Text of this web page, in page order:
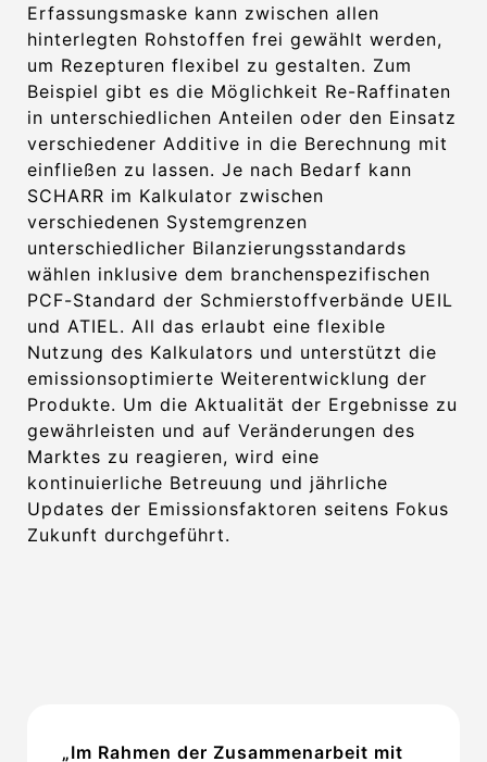
Erfassungsmaske kann zwischen allen
hinterlegten Rohstoffen frei gewählt werden,
um Rezepturen flexibel zu gestalten. Zum
Beispiel gibt es die Möglichkeit Re-Raffinaten
in unterschiedlichen Anteilen oder den Einsatz
verschiedener Additive in die Berechnung mit
einfließen zu lassen. Je nach Bedarf kann
SCHARR im Kalkulator zwischen
verschiedenen Systemgrenzen
unterschiedlicher Bilanzierungsstandards
wählen inklusive dem branchenspezifischen
PCF-Standard der Schmierstoffverbände UEIL
und ATIEL. All das erlaubt eine flexible
Nutzung des Kalkulators und unterstützt die
emissionsoptimierte Weiterentwicklung der
Produkte. Um die Aktualität der Ergebnisse zu
gewährleisten und auf Veränderungen des
Marktes zu reagieren, wird eine
kontinuierliche Betreuung und jährliche
Updates der Emissionsfaktoren seitens Fokus
Zukunft durchgeführt.
„Im Rahmen der Zusammenarbeit mit